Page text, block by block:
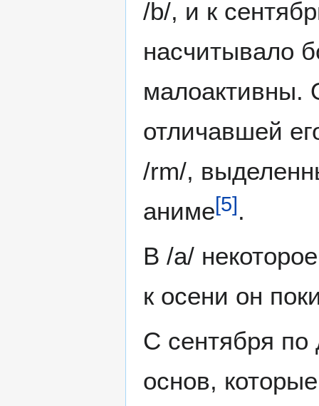
/b/, и к
насчитывало
малоактивны.
отличавшей
/rm/,
аниме[5].
В /a/
к осени он
С сентября по
основ,